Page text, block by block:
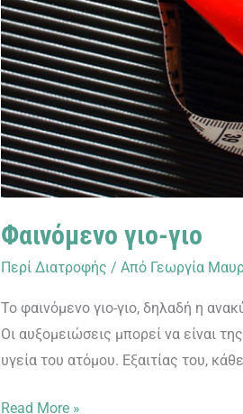
Φαινόμενο γιο-γιο
Περί Διατροφής / Από Γεωργία
Το φαινόμενο γιο-γιο, δηλαδή η
Οι αυξομειώσεις μπορεί να είναι
υγεία του ατόμου. Εξαιτίας του,
Read More »